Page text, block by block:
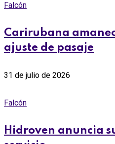
Falcón
‎Carirubana
ajuste de pasaje
31 de julio de 2026
Falcón
Hidroven anuncia